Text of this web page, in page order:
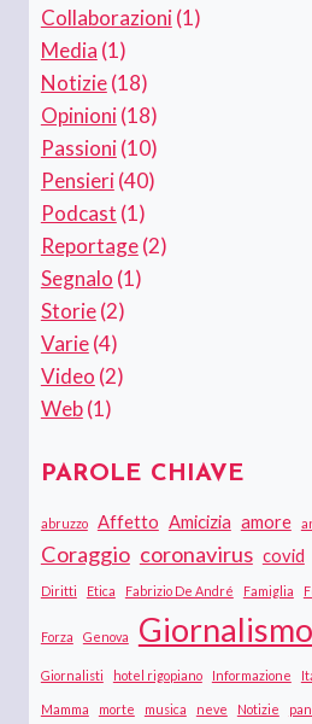
Collaborazioni(1)
Media (1)
Notizie(18)
Opinioni(18)
Passioni(10)
Pensieri(40)
Podcast (1)
Reportage(2)
Segnalo (1)
Storie(2)
Varie(4)
Video (2)
Web(1)
PAROLE CHIAVE
abruzzo Affetto Amicizia amore
Coraggio coronavirus covid
Diritti Etica Fabrizio De André Famiglia
Forza Genova Giornalismo
Giornalisti hotel rigopiano Informazione
Mamma morte musica neve Notizie